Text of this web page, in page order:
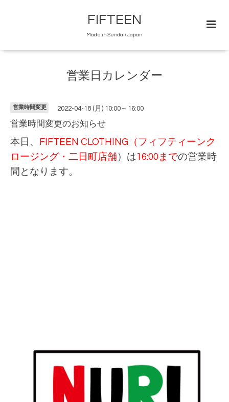
FIFTEEN
Made in Sendai/Japan
営業日カレンダー
営業時間変更 2022-04-18 (月) 10:00～16:00
営業時間変更のお知らせ
本日、
FIFTEEN CLOTHING（フィフティーンク
ロージング・二日町店舗 ）は16:00までの営業時
間となります。